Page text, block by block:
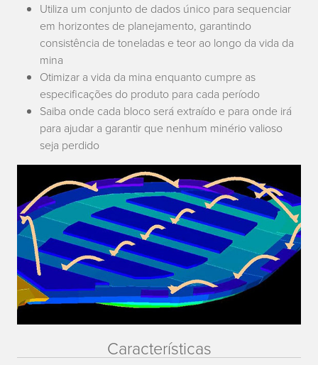
Utiliza um conjunto de dados único para sequenciar
em horizontes de planejamento, garantindo
consistência de toneladas e teor ao longo da vida da
mina
Otimizar a vida da mina enquanto cumpre as
especificações do produto para cada período
Saiba onde cada bloco será extraído e para onde irá
para ajudar a garantir que nenhum minério valioso
seja perdido
Características